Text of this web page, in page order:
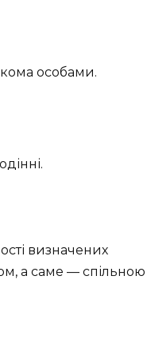
особами.
визначених
а саме — спільною